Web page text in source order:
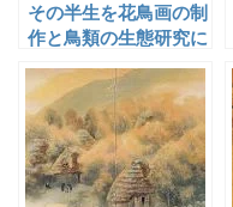
その半生を花鳥画の制
作と鳥類の生態研究に
ささげ、本格的な鳥類
画集『鳥類写生図譜』
を刊行した土岡春郊